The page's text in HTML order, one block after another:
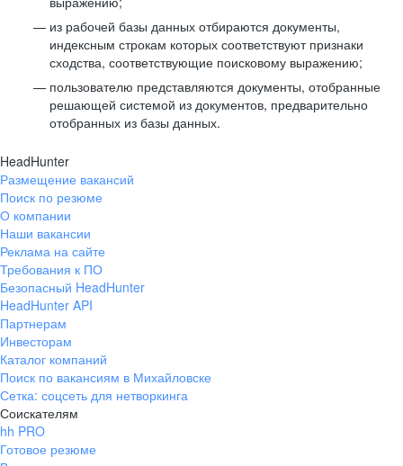
из рабочей базы данных отбираются документы,
индексным строкам которых соответствуют признаки
сходства, соответствующие поисковому выражению;
пользователю представляются документы, отобранные
решающей системой из документов, предварительно
отобранных из базы данных.
HeadHunter
Размещение вакансий
Поиск по резюме
О компании
Наши вакансии
Реклама на сайте
Требования к ПО
Безопасный HeadHunter
HeadHunter API
Партнерам
Инвесторам
Каталог компаний
Поиск по вакансиям в Михайловске
Сетка: соцсеть для нетворкинга
Соискателям
hh PRO
Готовое резюме